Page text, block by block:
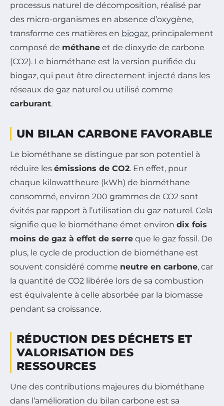
processus naturel de décomposition, réalisé par
des micro-organismes en absence d’oxygène,
transforme ces matières en biogaz, principalement
composé de méthane et de dioxyde de carbone
(CO2). Le biométhane est la version purifiée du
biogaz, qui peut être directement injecté dans les
réseaux de gaz naturel ou utilisé comme
carburant.
UN BILAN CARBONE FAVORABLE
Le biométhane se distingue par son potentiel à
réduire les émissions de CO2. En effet, pour
chaque kilowattheure (kWh) de biométhane
consommé, environ 200 grammes de CO2 sont
évités par rapport à l’utilisation du gaz naturel. Cela
signifie que le biométhane émet environ dix fois
moins de gaz à effet de serre que le gaz fossil. De
plus, le cycle de production de biométhane est
souvent considéré comme neutre en carbone, car
la quantité de CO2 libérée lors de sa combustion
est équivalente à celle absorbée par la biomasse
pendant sa croissance.
RÉDUCTION DES DÉCHETS ET
VALORISATION DES
RESSOURCES
Une des contributions majeures du biométhane
dans l’amélioration du bilan carbone est sa